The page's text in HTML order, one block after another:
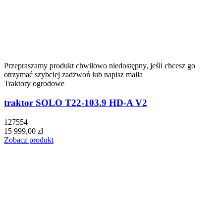
Przepraszamy produkt chwilowo niedostępny, jeśli chcesz go
otrzymać szybciej zadzwoń lub napisz maila
Traktory ogrodowe
traktor SOLO T22-103.9 HD-A V2
127554
15 999,00 zł
Zobacz produkt